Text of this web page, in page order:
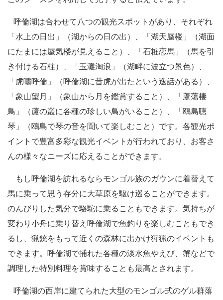
呼倫湖は合わせて八つの観光スポットがあり、それぞれ
「水上の日出」（湖からの日の出）、「湖天蜃楼」（湖面
にたまには蜃気楼が見えること）、「石粧恋馬」（馬を引
き付ける石柱）、「玉灘淘浪」（湖畔に波立つ景色）、
「虎嘯呼倫」（呼倫湖に昔虎が出たという逸話がある）、
「象山望月」（象山から月を鑑賞すること）、「蘆蕩棲
鳥」（蘆の叢に各種の珍しい鳥がいること）、「鴎島聴
琴」（鴎島で琴の音を聞いて楽しむこと）です。各観光ポ
イントで豊富多彩な観光イベントが行われており、お客さ
んの様々なニーズに応えることができます。
もし呼倫湖を訪れるならモンゴル族のガウンに着替えて
馬に乗って思う存分に大草原を駆け巡ることができます。
のんびりした気分で駱駝に乗ることもできます。気持ちが
変わり小舟に乗り替え呼倫湖で魚釣りを楽しむこともでき
るし、猟銃をもって近くの森林に出かけ狩猟のイベントも
できます。呼倫湖で捕れた各種の淡水魚やえび、蟹などで
調理した特別料理を賞味することも最高とされます。
呼倫湖の西岸に建てられた大型のモンゴル式のゲル群落